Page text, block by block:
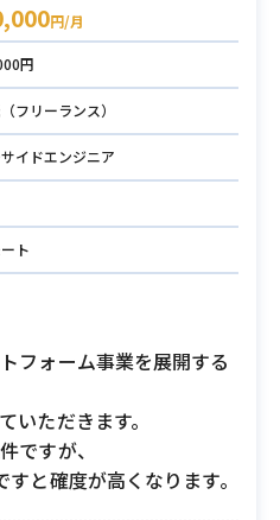
円/月
円
フリーランス）
イドエンジニア
ト
フォーム事業を展開する
いただきます。
ですが、
と確度が高くなります。